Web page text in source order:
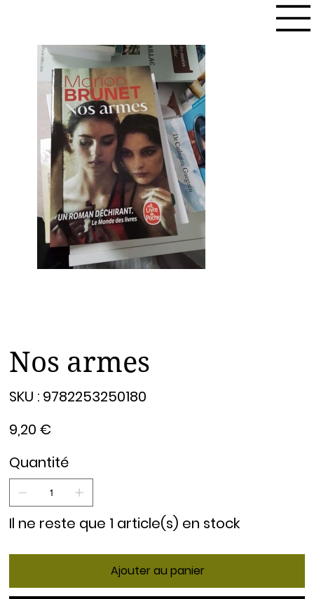
Nos armes
SKU : 9782253250180
9782253250180
9,20 €
Quantité
Il ne reste que 1 article(s) en stock
Ajouter au panier